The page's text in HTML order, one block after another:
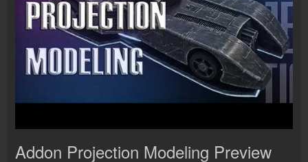
Addon Projection Modeling Preview